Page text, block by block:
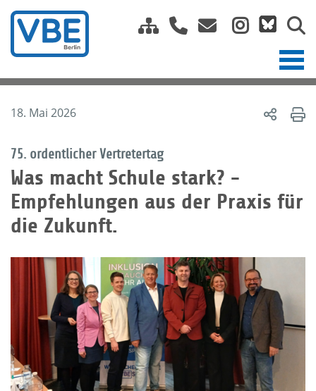
18. Mai 2026
75. ordentlicher Vertretertag
Was macht Schule stark? -
Empfehlungen aus der Praxis für
die Zukunft.